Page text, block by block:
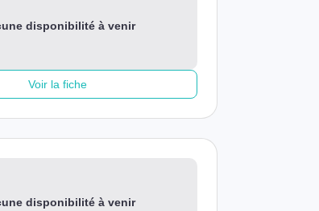
disponibilité à venir
Voir la fiche
disponibilité à venir